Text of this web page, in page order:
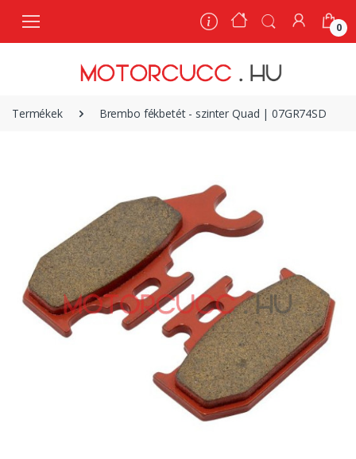
0
Termékek Brembo fékbetét - szinter Quad | 07GR74SD
0